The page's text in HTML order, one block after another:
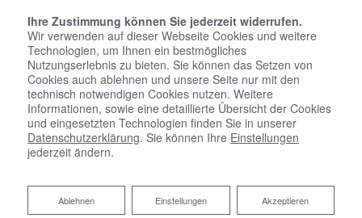
Brennstoffzellenheizung
Nachhaltig heizen und Strom generieren
Ihre Zustimmung können Sie jederzeit widerrufen.
Wir verwenden auf dieser Webseite Cookies und weitere
Technologien, um Ihnen ein bestmögliches
Nutzungserlebnis zu bieten. Sie können das Setzen von
Cookies auch ablehnen und unsere Seite nur mit den
technisch notwendigen Cookies nutzen. Weitere
Informationen, sowie eine detaillierte Übersicht der Cookies
und eingesetzten Technologien finden Sie in unserer
Datenschutzerklärung. Sie können Ihre Einstellungen
jederzeit ändern.
Akzeptieren
Einstellungen
Ablehnen
Ablehnen